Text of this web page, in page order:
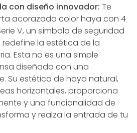
con diseño innovador: Te
acorazada color haya con 4
V, un símbolo de seguridad
la estética de la
Esta no es una simple
diseñada con una
Su estética de haya natural,
horizontales, proporciona
y una funcionalidad de
y realza la entrada de tu